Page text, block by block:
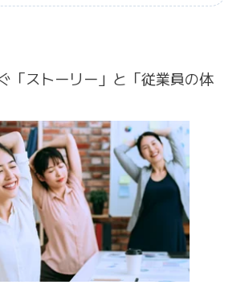
「ストーリー」と「従業員の体